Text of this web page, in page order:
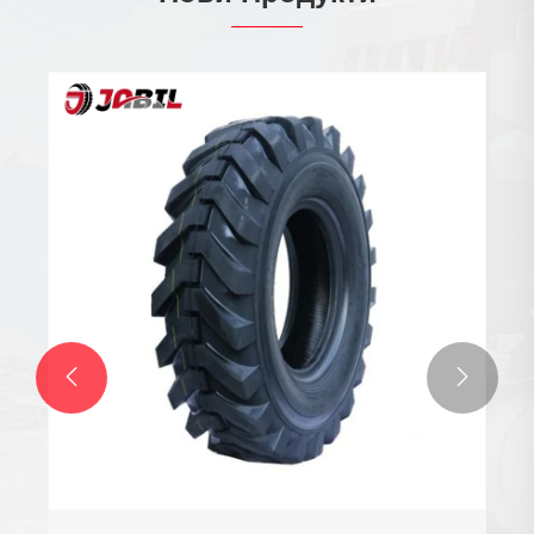
 